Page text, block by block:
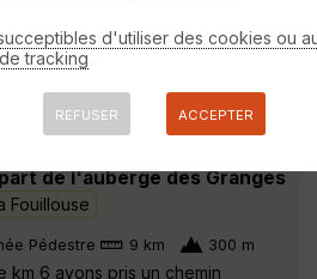
Pédestre
d'entretien en restant à St
Aucune difficulté, à la campagne
limitrophes: Roche la Molière, St
de l'auberge des Granges
Fouillouse
Pédestre 9 km 300 m
km 6 avons pris un chemin
d'utiliser des cookies ou
tracking
REFUSER ACCEPTER